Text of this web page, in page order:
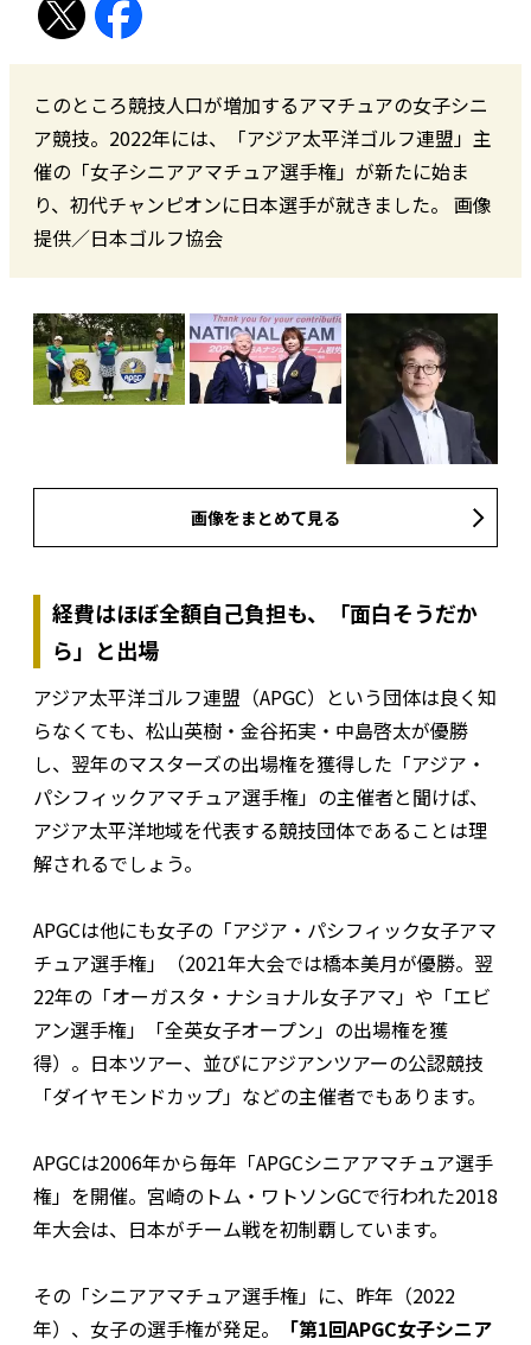
このところ競技人口が増加するアマチュアの女子シニ
ア競技。2022年には、「アジア太平洋ゴルフ連盟」主
催の「女子シニアアマチュア選手権」が新たに始ま
り、初代チャンピオンに日本選手が就きました。 画像
提供／日本ゴルフ協会
画像をまとめて見る
経費はほぼ全額自己負担も、「面白そうだか
ら」と出場
アジア太平洋ゴルフ連盟（APGC）という団体は良く知
らなくても、松山英樹・金谷拓実・中島啓太が優勝
し、翌年のマスターズの出場権を獲得した「アジア・
パシフィックアマチュア選手権」の主催者と聞けば、
アジア太平洋地域を代表する競技団体であることは理
解されるでしょう。
APGCは他にも女子の「アジア・パシフィック女子アマ
チュア選手権」（2021年大会では橋本美月が優勝。翌
22年の「オーガスタ・ナショナル女子アマ」や「エビ
アン選手権」「全英女子オープン」の出場権を獲
得）。日本ツアー、並びにアジアンツアーの公認競技
「ダイヤモンドカップ」などの主催者でもあります。
APGCは2006年から毎年「APGCシニアアマチュア選手
権」を開催。宮崎のトム・ワトソンGCで行われた2018
年大会は、日本がチーム戦を初制覇しています。
その「シニアアマチュア選手権」に、昨年（2022
年）、女子の選手権が発足。
「第1回APGC女子シニア